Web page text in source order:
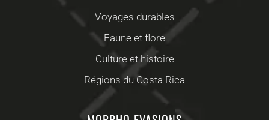
Voyages durables
Faune et flore
Culture et histoire
Régions du Costa Rica